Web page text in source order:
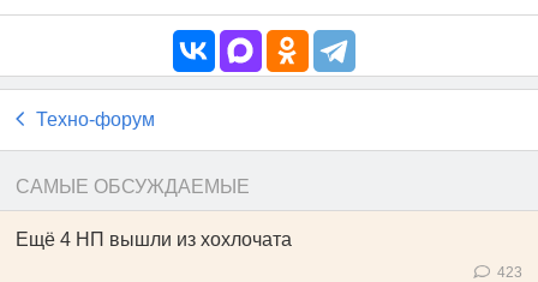
Техно-форум
САМЫЕ ОБСУЖДАЕМЫЕ
Ещё 4 НП вышли из хохлочата
423